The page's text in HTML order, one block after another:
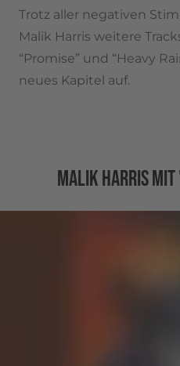
Trotz aller negativen
Malik Harris weitere
“Promise” und “Heavy
neues Kapitel auf.
MALIK HARRIS